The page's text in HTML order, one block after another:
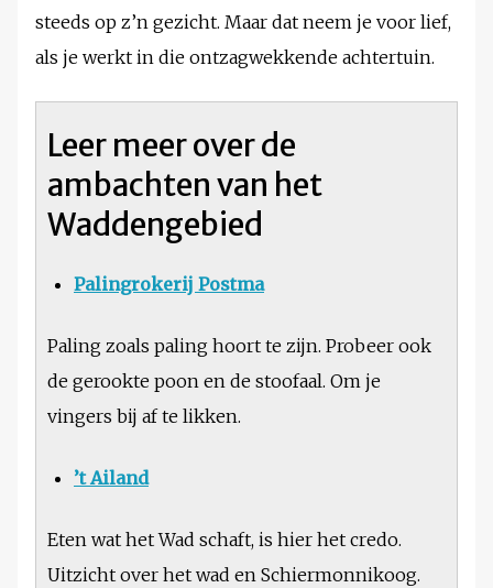
steeds op z’n gezicht. Maar dat neem je voor lief,
als je werkt in die ontzagwekkende achtertuin.
Leer meer over de
ambachten van het
Waddengebied
Palingrokerij Postma
Paling zoals paling hoort te zijn. Probeer ook
de gerookte poon en de stoofaal. Om je
vingers bij af te likken.
’t Ailand
Eten wat het Wad schaft, is hier het credo.
Uitzicht over het wad en Schiermonnikoog.